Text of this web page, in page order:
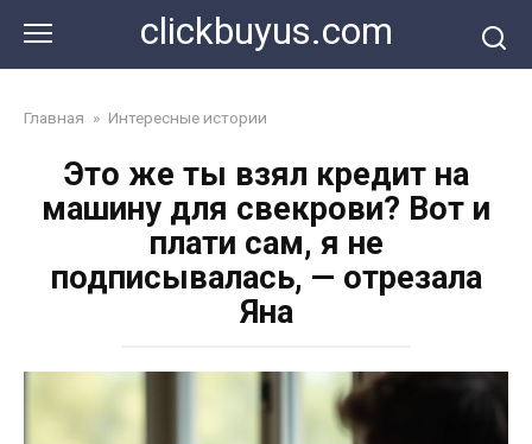
контенту
clickbuyus.com
Главная » Интересные истории
Это же ты взял кредит на
машину для свекрови? Вот и
плати сам, я не
подписывалась, — отрезала
Яна